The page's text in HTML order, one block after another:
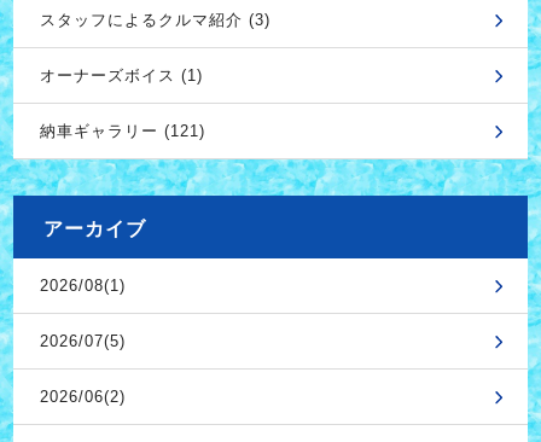
スタッフによるクルマ紹介 (3)
オーナーズボイス (1)
納車ギャラリー (121)
アーカイブ
2026/08(1)
2026/07(5)
2026/06(2)